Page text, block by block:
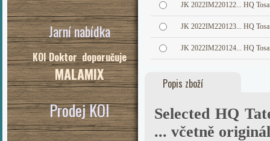
Jarní nabídka
KOI Doktor doporučuje
MALAMIX
Prodej KOI
JK 2022IM220122... HQ
JK 2022IM220123... HQ
JK 2022IM220124... HQ
Popis zboží
Selected HQ
... včetně